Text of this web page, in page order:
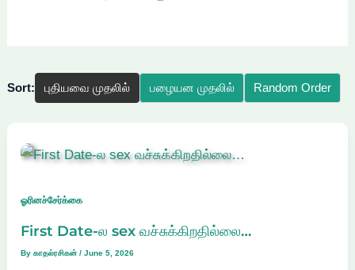
Sort: புதியவை முதலில் பழையன முதலில் Random Order
ஓரினச்சேர்க்கை
First Date-ல sex வச்சுக்கிறதில்லை…
Byகாதல்ரசிகன்/June 5, 2026